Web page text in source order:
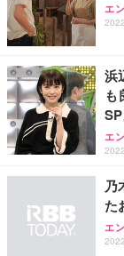
エ
浜
も
SP
エ
乃
た
エ